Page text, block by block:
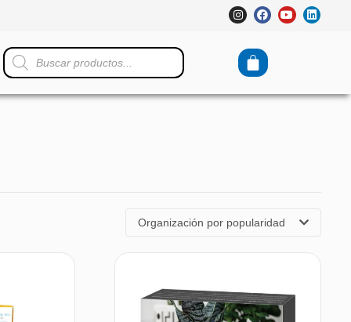
Organización por popularidad